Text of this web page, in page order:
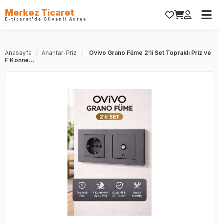
Merkez Ticaret
E-ticaret'de Güvenli Adres
Anasayfa / Anahtar-Priz /
Ovivo Grano Füme 2'li Set Topraklı Priz ve
F Konne...